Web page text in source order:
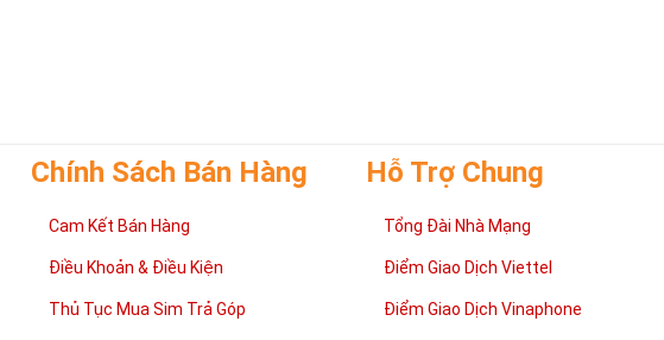
Chính Sách Bán Hàng
Cam Kết Bán Hàng
Điều Khoản & Điều Kiện
Thủ Tục Mua Sim Trả Góp
Hỗ Trợ Chung
Tổng Đài Nhà Mạng
Điểm Giao Dịch Viettel
Điểm Giao Dịch Vinaphone